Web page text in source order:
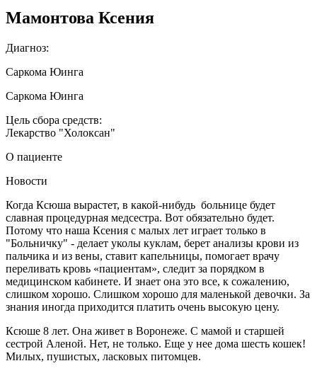
Мамонтова Ксения
Диагноз:
Саркома Юинга
Саркома Юинга
Цель сбора средств:
Лекарство "Холоксан"
О пациенте
Новости
Когда Ксюша вырастет, в какой-нибудь больнице будет
славная процедурная медсестра. Вот обязательно будет.
Потому что наша Ксения с малых лет играет только в
"Больничку" - делает уколы куклам, берет анализы крови из
пальчика и из вены, ставит капельницы, помогает врачу
переливать кровь «пациентам», следит за порядком в
медицинском кабинете. И знает она это все, к сожалению,
слишком хорошо. Слишком хорошо для маленькой девочки. За
знания иногда приходится платить очень высокую цену.
Ксюше 8 лет. Она живет в Воронеже. С мамой и старшей
сестрой Аленой. Нет, не только. Еще у нее дома шесть кошек!
Милых, пушистых, ласковых питомцев.